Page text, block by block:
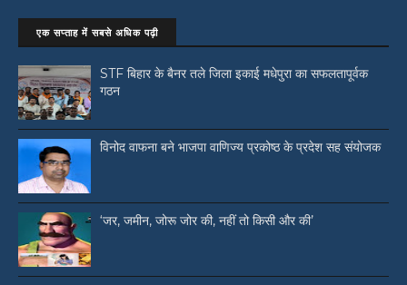
एक सप्ताह में सबसे अधिक पढ़ी
STF बिहार के बैनर तले जिला इकाई मधेपुरा का सफलतापूर्वक
गठन
विनोद वाफना बने भाजपा वाणिज्य प्रकोष्ठ के प्रदेश सह संयोजक
‘जर, जमीन, जोरू जोर की, नहीं तो किसी और की’